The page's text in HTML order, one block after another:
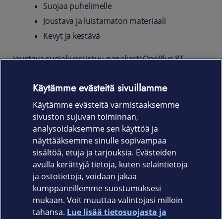
Suojaa puhelimelle
Joustava ja luistamaton materiaali
Kevyt ja kestävä
Joustava suojakuori istuu napakasti OnePlus 8T -
naarmuilta ja sormenjäljiltä. Liukumattoman pinnan
ansiosta kuori pysyy hyvässä otteessa kädessäsi ja
helpottaa myös puhelimen käsittelyä.
Tuotekoodi
650-1824
Käytämme evästeitä sivuillamme
Käytämme evästeitä varmistaaksemme
sivuston sujuvan toiminnan,
analysoidaksemme sen käyttöä ja
näyttääksemme sinulle sopivampaa
sisältöä, etuja ja tarjouksia. Evästeiden
avulla kerättyjä tietoja, kuten selaintietoja
ja ostotietoja, voidaan jakaa
kumppaneillemme suostumuksesi
mukaan. Voit muuttaa valintojasi milloin
tahansa. Lue lisää tietosuojasta ja